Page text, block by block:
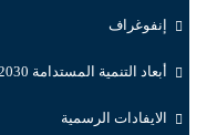
إنفوغراف
أبعاد التنمية المستدامة 2030
الايفادات الرسمية